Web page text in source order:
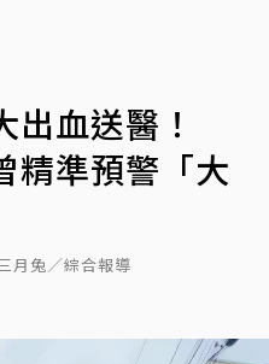
出血送醫！
精準預警「大
月兔／綜合報導